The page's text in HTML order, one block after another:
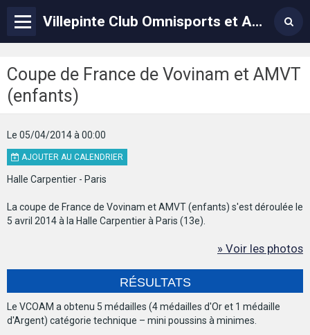
Villepinte Club Omnisports et Arts Martiaux – VCOAM
Coupe de France de Vovinam et AMVT
(enfants)
Le 05/04/2014à 00:00
AJOUTER AU CALENDRIER
Halle Carpentier - Paris
La coupe de France de Vovinam et AMVT (enfants) s'est déroulée le
5 avril 2014 à la Halle Carpentier à Paris (13e).
» Voir les photos
RÉSULTATS
Le VCOAM a obtenu 5 médailles (4 médailles d'Or et 1 médaille
d'Argent) catégorie technique – mini poussins à minimes.